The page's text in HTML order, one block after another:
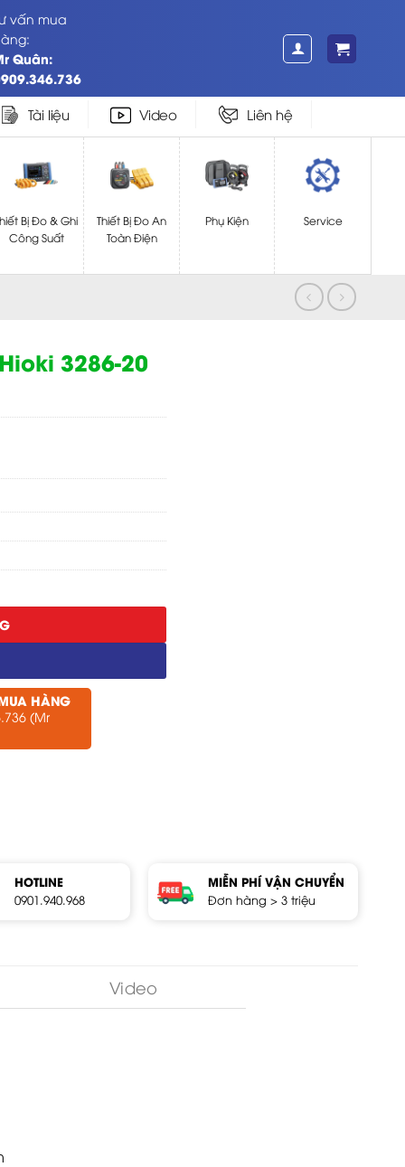
vấn mua
Quân:
Tài liệu Video Liên hệ
Bị Đo & Ghi
Công Suất
Thiết Bị Đo An
Toàn Điện
Phụ Kiện Service
3286-20
HÀNG
(Mr
HOTLINE
0901.940.968
MIỄN PHÍ VẬN CHUYỂN
Đơn hàng > 3 triệu
Video